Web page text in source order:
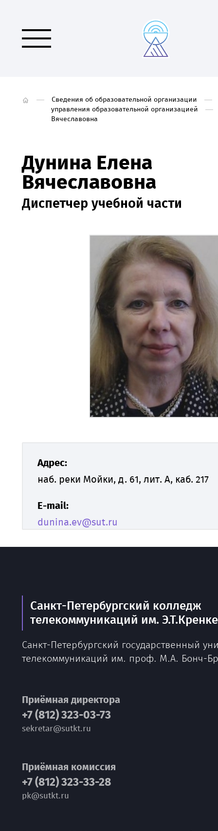
Сведения об образовательной организации
управления образовательной организацией
Вячеславовна
Дунина Елена
Вячеславовна
Диспетчер учебной части
Адрес:
наб. реки Мойки, д. 61, лит. А, каб. 217
E-mail:
dunina.ev@sut.ru
Санкт-Петербургский колледж
телекоммуникаций им.
Санкт-Петербургский государственный
телекоммуникаций им. проф. М.А. Бонч-
Приёмная директора
+7 (812) 323-03-73
sekretar@sutkt.ru
Приёмная комиссия
+7 (812) 323-33-28
pk@sutkt.ru